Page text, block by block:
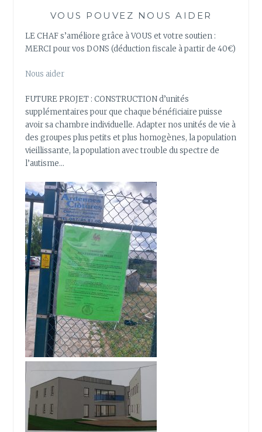
VOUS POUVEZ NOUS AIDER
LE CHAF s’améliore grâce à VOUS et votre soutien :
MERCI pour vos DONS (déduction fiscale à partir de 40€)
Nous aider
FUTURE PROJET : CONSTRUCTION d’unités
supplémentaires pour que chaque bénéficiaire puisse
avoir sa chambre individuelle. Adapter nos unités de vie à
des groupes plus petits et plus homogènes, la population
vieillissante, la population avec trouble du spectre de
l’autisme…